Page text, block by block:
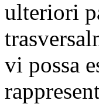
ulteriori
vi possa